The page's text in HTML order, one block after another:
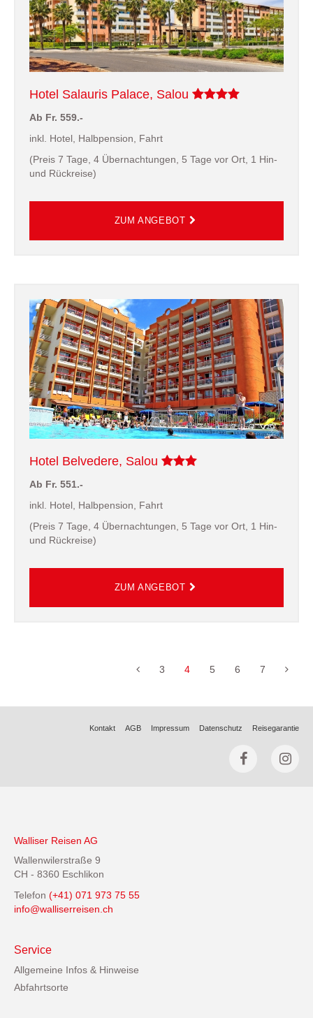
Hotel Salauris Palace, Salou
Ab Fr. 559.-
inkl. Hotel, Halbpension, Fahrt
(Preis 7 Tage, 4 Übernachtungen, 5 Tage vor Ort, 1 Hin-
und Rückreise)
Hotel Belvedere, Salou
Ab Fr. 551.-
inkl. Hotel, Halbpension, Fahrt
(Preis 7 Tage, 4 Übernachtungen, 5 Tage vor Ort, 1 Hin-
und Rückreise)
3 4 5 6 7
Kontakt AGB Impressum Datenschutz Reisegarantie
Walliser Reisen AG
Wallenwilerstraße 9
CH - 8360 Eschlikon
Telefon (+41) 071 973 75 55
info@walliserreisen.ch
Service
Allgemeine Infos & Hinweise
Abfahrtsorte